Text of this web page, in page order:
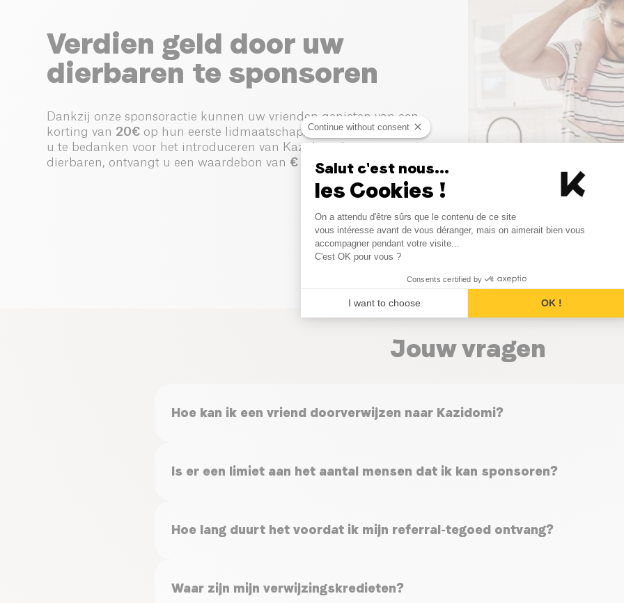
Verdien geld door uw
dierbaren te sponsoren
Dankzij onze sponsoractie kunnen uw vrienden genieten van een
korting van 20€ op hun eerste lidmaatschap. Van onze kant, om
u te bedanken voor het introduceren van Kazidomi bij uw
dierbaren, ontvangt u een waardebon van € 20.
Jouw vragen
Hoe kan ik een vriend doorverwijzen naar Kazidomi?
Is er een limiet aan het aantal mensen dat ik kan sponsoren?
Hoe lang duurt het voordat ik mijn referral-tegoed ontvang?
Waar zijn mijn verwijzingskredieten?
Continue without consent
Salut c'est nous...
les Cookies !
Consent Management
On a attendu d'être sûrs que le contenu de ce site
vous intéresse avant de vous déranger, mais on aimerait bien vous
accompagner pendant votre visite...
C'est OK pour vous ?
Consents certified by
I want to choose OK !
Axeptio consent